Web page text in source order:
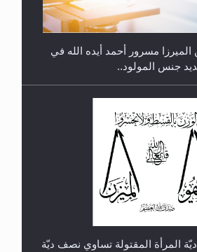
والسلام في سبيل إرساء الأمن
المرأة المقتولة تساوي نصف ديّة
(الرموش الاصطناعية)
وطلاء الأظافر حاجبا للوضوء وهل